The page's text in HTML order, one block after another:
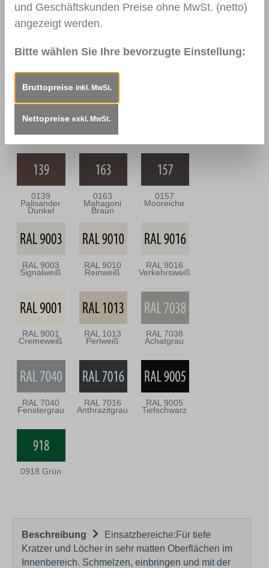
0109
Hell
0144 Braun 0111
Nussbaum Nussbraun
0139
Palisander
Dunkel
0163
Mahagoni
Braun
0157
Mooreiche
RAL 9003
Signalweiß
RAL 9010
Reinweiß
RAL 9016
Verkehrsweiß
RAL 9001
Cremeweiß
RAL 1013
Perlweiß
RAL 7038
Achatgrau
RAL 7040
Fenstergrau
RAL 7016
Anthrazitgrau
RAL 9005
Tiefschwarz
0918 Grün
Beschreibung
Einsatzbereiche:Für tiefe
Kratzer und Löcher in sehr matten Oberflächen im
Innenbereich. Schmelzen, einbringen und mit der
und Geschäftskunden Preise ohne MwSt. (netto)
angezeigt werden.
Bitte wählen Sie Ihre bevorzugte Einstellung:
Bruttopreise inkl. MwSt.
Nettopreise exkl. MwSt.